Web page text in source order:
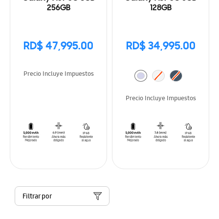
256GB
RD$ 47,995.00
Precio Incluye Impuestos
128GB
RD$ 34,995.00
Precio Incluye Impuestos
Filtrar por